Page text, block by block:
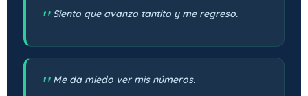
Siento que avanzo tantito y me regreso.
Me da miedo ver mis números.